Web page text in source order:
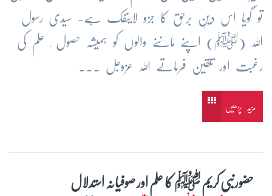
تو گویا اس دینِ برحق کا جزو لاینفک ہے- سیدی رسول
اللہ (ﷺ) اپنے ماننے والوں کو ہمیشہ حصول ِ علم کی
رغبت اور تلقین فرماتے اللہ عزوجل ...
مزید پڑھیں
حضورنبی کریم ﷺ کا علم اور صوفیانہ استدلال